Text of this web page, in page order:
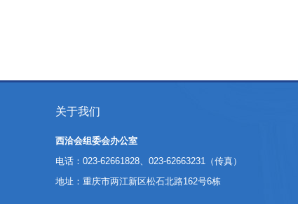
关于我们
西洽会组委会办公室
电话：023-62661828、023-62663231（传真）
地址：重庆市两江新区松石北路162号6栋